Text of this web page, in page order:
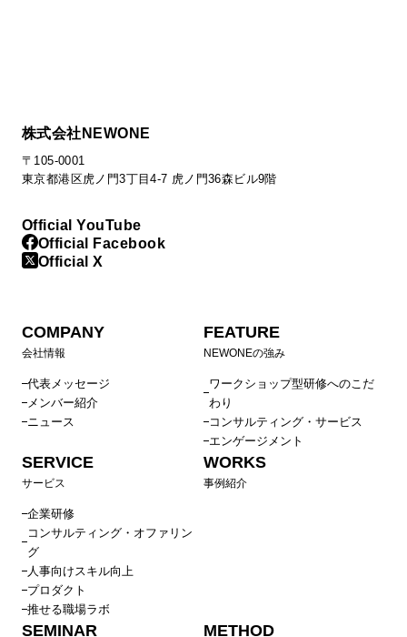
株式会社NEWONE
〒105-0001
東京都港区虎ノ門3丁目4-7 虎ノ門36森ビル9階
Official YouTube
Official Facebook
Official X
COMPANY
会社情報
代表メッセージ
メンバー紹介
ニュース
FEATURE
NEWONEの強み
ワークショップ型研修へのこだ
わり
コンサルティング・サービス
エンゲージメント
SERVICE
サービス
企業研修
コンサルティング・オファリン
グ
人事向けスキル向上
プロダクト
推せる職場ラボ
WORKS
事例紹介
SEMINAR METHOD